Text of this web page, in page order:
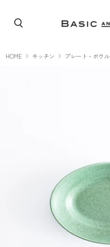
HOME キッチン プレート・ボウル